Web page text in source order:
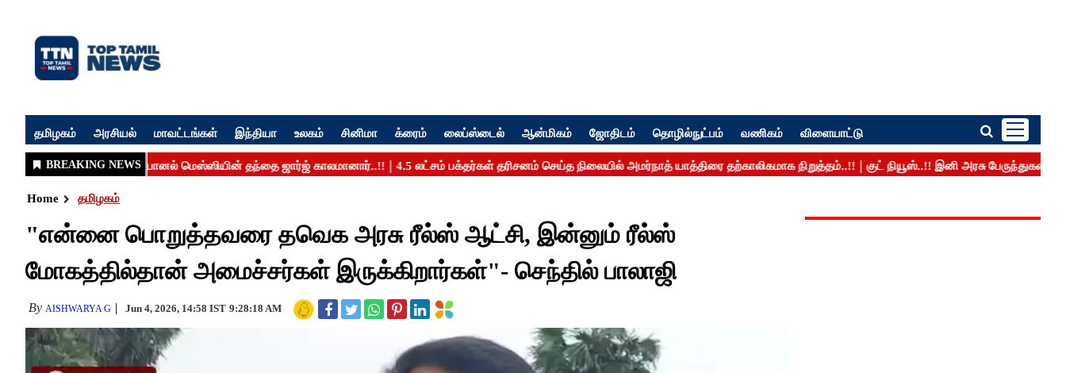
தமிழகம் அரசியல் மாவட்டங்கள் இந்தியா உலகம் சினிமா க்ரைம் லைப்ஸ்டைல் ஆன்மிகம் ஜோதிடம் தொழில்நுட்பம் வணிகம் விளையாட்டு
Home தமிழகம்
"என்னை பொறுத்தவரை தவெக அரசு ரீல்ஸ் ஆட்சி, இன்னும் ரீல்ஸ்
மோகத்தில்தான் அமைச்சர்கள் இருக்கிறார்கள்"- செந்தில் பாலாஜி
By AISHWARYA G Jun 4, 2026, 14:58 IST 9:28:18 AM